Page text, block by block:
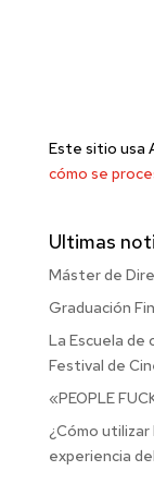
Este sitio usa
cómo se
Ultimas
Máster de
Graduación
La Escuela de
Festival de
«PEOPLE
¿Cómo
experiencia